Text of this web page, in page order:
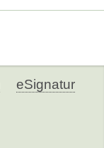
eSignatur